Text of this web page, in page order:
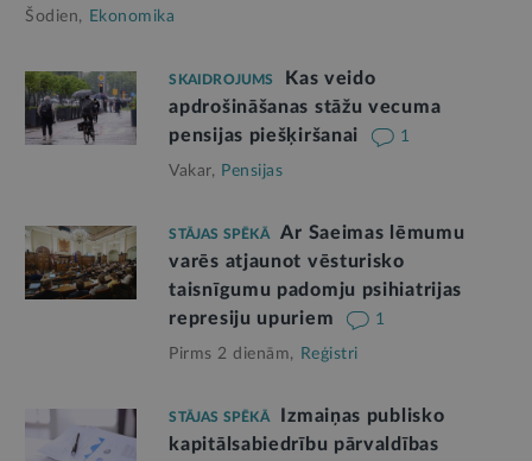
Šodien, Ekonomika
SKAIDROJUMS
Kas veido
apdrošināšanas stāžu vecuma
pensijas piešķiršanai
1
Vakar, Pensijas
STĀJAS SPĒKĀ
Ar Saeimas lēmumu
varēs atjaunot vēsturisko
taisnīgumu padomju psihiatrijas
represiju upuriem
1
Pirms 2 dienām, Reģistri
STĀJAS SPĒKĀ
Izmaiņas publisko
kapitālsabiedrību pārvaldības